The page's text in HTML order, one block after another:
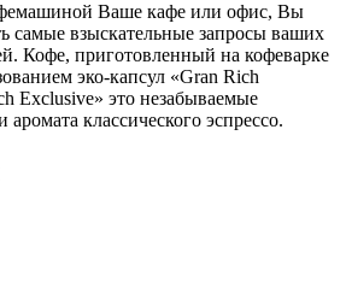
Ваше кафе или офис, Вы
самые взыскательные запросы ваших
Кофе, приготовленный на кофеварке
эко-капсул «Gran Rich
Exclusive» это незабываемые
аромата классического эспрессо.